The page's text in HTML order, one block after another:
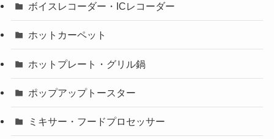
ボイスレコーダー・ICレコーダー
ホットカーペット
ホットプレート・グリル鍋
ポップアップトースター
ミキサー・フードプロセッサー